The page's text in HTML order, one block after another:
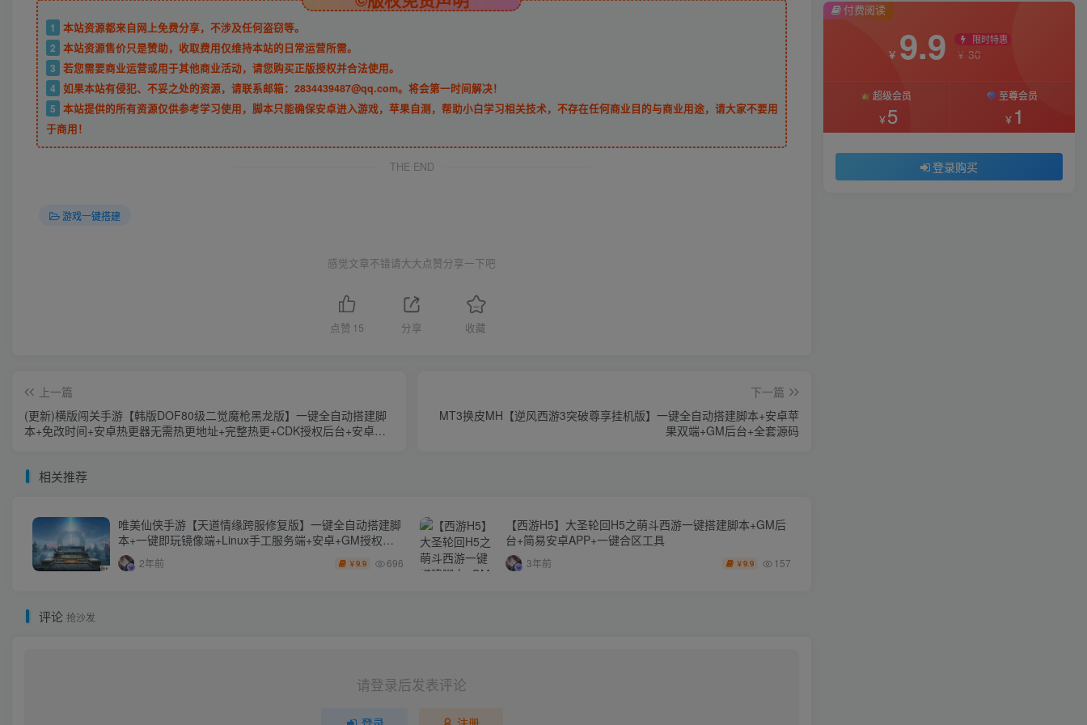
1
本站资源都来自网上免费分享，不涉及任何盗窃等。
2 本站资源售价只是赞助，收取费用仅维持本站的日常运营所需。
3 若您需要商业运营或用于其他商业活动，请您购买正版授权并合法使用。
4 如果本站有侵犯、不妥之处的资源，请联系邮箱：2834439487@qq.com。将会第一时间解决！
5 本站提供的所有资源仅供参考学习使用，脚本只能确保安卓进入游戏，苹果自测，帮助小白学习相关技术，不存在任何商业目的与商业用途，请大家不要用
于商用！
THE END
游戏一键搭建
感觉文章不错请大大点赞分享一下吧
点赞 15 分享 收藏
上一篇
(更新)横版闯关手游【韩版DOF80级二觉魔枪黑龙版】一键全自动搭建脚
本+免改时间+安卓热更器无需热更地址+完整热更+CDK授权后台+安卓苹
下一篇
MT3换皮MH【逆风西游3突破尊享挂机版】一键全自动搭建脚本+安卓苹
果双端+GM后台+全套源码
相关推荐
唯美仙侠手游【天道情缘跨服修复版】一键全自动搭建脚
本+一键即玩镜像端+Linux手工服务端+安卓+GM授权后
台+详细搭建教程
2年前 ￥9.9 696
【西游H5】大圣轮回H5之萌斗西游一键搭建脚本+GM后
台+简易安卓APP+一键合区工具
3年前 ￥9.9 157
评论 抢沙发
请登录后发表评论
付费阅读
￥ 9.9 限时特惠
￥ 30
超级会员
￥5
至尊会员
￥ 1
登录购买